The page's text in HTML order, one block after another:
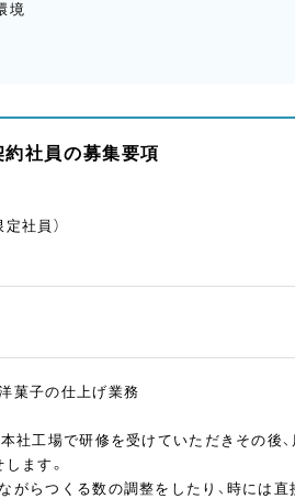
境
約社員の募集要項
社員）
菓子の仕上げ業務
本社工場で研修を受けていただきその後
ます。
がらつくる数の調整をしたり、時には